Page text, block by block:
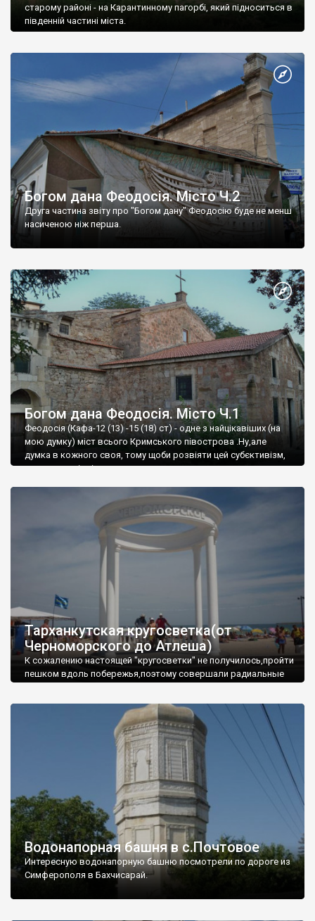
старому районі - на Карантинному пагорбі, який підноситься в
південній частині міста.
Богом дана Феодосія. Місто Ч.2
Друга частина звіту про "Богом дану" Феодосію буде не менш
насиченою ніж перша.
Богом дана Феодосія. Місто Ч.1
Феодосія (Кафа-12 (13) -15 (18) ст) - одне з найцікавіших (на
мою думку) міст всього Кримського півострова .Ну,але
думка в кожного своя, тому щоби розвіяти цей субєктивізм,
запрошую відвідати це
Тарханкутская кругосветка(от
Черноморского до Атлеша)
К сожалению настоящей "кругосветки" не получилось,пройти
пешком вдоль побережья,поэтому совершали радиальные
Водонапорная башня в с.Почтовое
Интересную водонапорную башню посмотрели по дороге из
Симферополя в Бахчисарай.